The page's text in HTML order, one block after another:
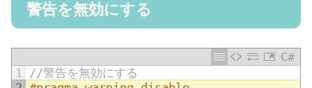
警告を無効にする
C#
1
//警告を無効にする